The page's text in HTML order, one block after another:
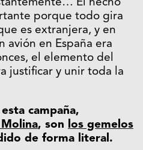
El hecho
porque todo gira
es extranjera, y en
avión en España era
el elemento del
justificar y unir toda la
campaña,
, son los gemelos
de forma literal.